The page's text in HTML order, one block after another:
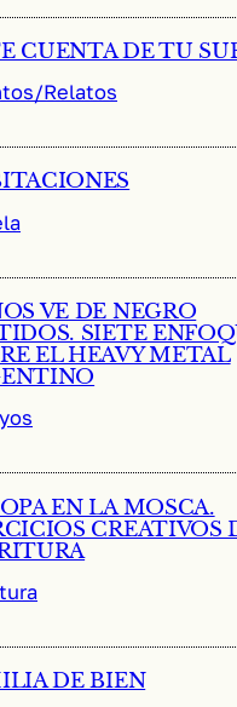
CUENTA DE TU
Relatos
VE DE NEGRO
SIETE
EL HEAVY METAL
EN LA MOSCA.
CREATIVOS
DE BIEN